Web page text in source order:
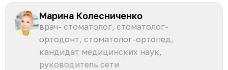
Марина Колесниченко
врач- стоматолог, стоматолог-
ортодонт, стоматолог-ортопед,
кандидат медицинских наук,
руководитель сети